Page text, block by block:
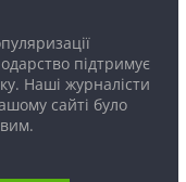
підтримує
Наші журналісти
сайті було